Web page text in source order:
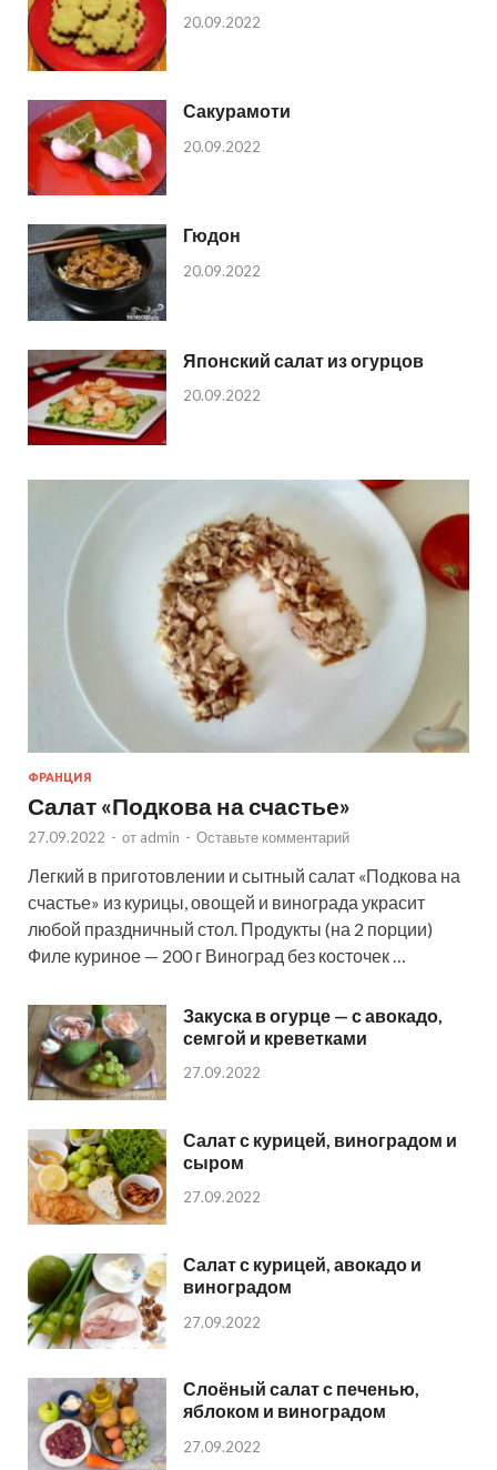
20.09.2022
Сакурамоти
20.09.2022
Гюдон
20.09.2022
Японский салат из огурцов
20.09.2022
ФРАНЦИЯ
Салат «Подкова на счастье»
27.09.2022 - от admin - Оставьте комментарий
Легкий в приготовлении и сытный салат «Подкова на
счастье» из курицы, овощей и винограда украсит
любой праздничный стол. Продукты (на 2 порции)
Филе куриное — 200 г Виноград без косточек …
Закуска в огурце — с авокадо,
семгой и креветками
27.09.2022
Салат с курицей, виноградом и
сыром
27.09.2022
Салат с курицей, авокадо и
виноградом
27.09.2022
Слоёный салат с печенью,
яблоком и виноградом
27.09.2022